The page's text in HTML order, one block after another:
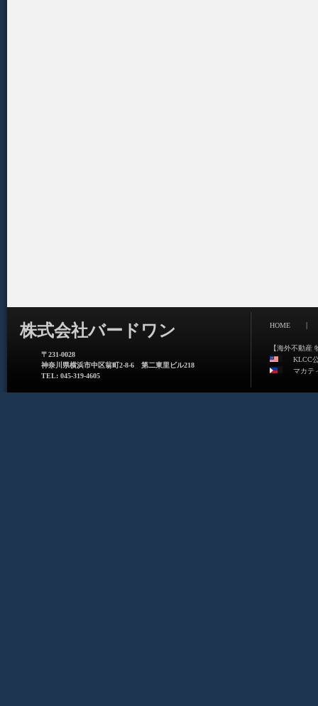
株式会社バードワン
〒231-0028
神奈川県横浜市中区翁町2-8-6 第二東里ビル218
TEL: 045-319-4605
HOME |
【海外不動産
KLCC
マカテ